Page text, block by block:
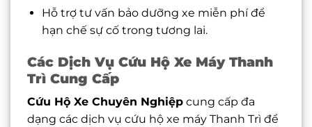
Hỗ trợ tư vấn bảo dưỡng xe miễn phí để
hạn chế sự cố trong tương lai.
Các Dịch Vụ Cứu Hộ Xe Máy Thanh
Trì Cung Cấp
Cứu Hộ Xe Chuyên Nghiệp cung cấp đa
dạng các dịch vụ cứu hộ xe máy Thanh Trì để